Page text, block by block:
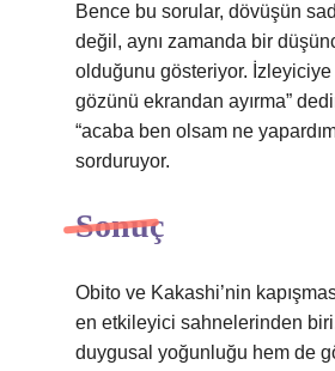
Bence bu sorular, dövüşün
değil, aynı zamanda bir
olduğunu gösteriyor. İzleyiciye
gözünü ekrandan ayırma”
“acaba ben olsam ne
sorduruyor.
Sonuç
Obito ve Kakashi’nin
en etkileyici sahnelerinden
duygusal yoğunluğu hem de